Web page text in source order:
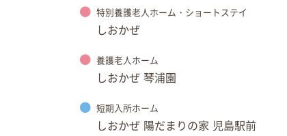
特別養護老人ホーム・ショートステイ
しおかぜ
養護老人ホーム
しおかぜ 琴浦園
短期入所ホーム
しおかぜ 陽だまりの家 児島駅前